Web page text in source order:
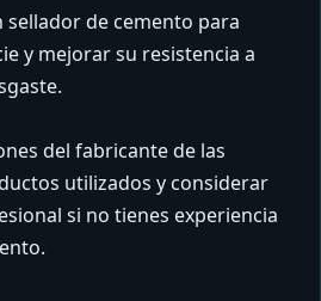
sellador de cemento para
y mejorar su resistencia a
del fabricante de las
utilizados y considerar
si no tienes experiencia